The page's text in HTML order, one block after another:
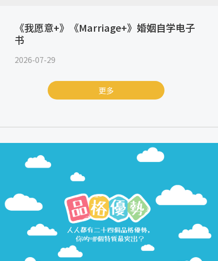
《我愿意+》《Marriage+》婚姻自学电子
书
2026-07-29
更多